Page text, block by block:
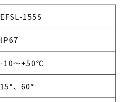
EFSL-155S
IP67
-10～+50℃
15°、60°